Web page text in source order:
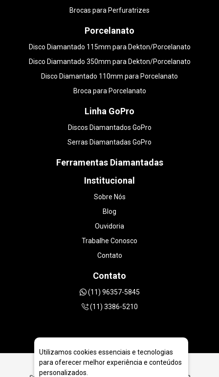
Brocas para Perfuratrizes
Porcelanato
Disco Diamantado 115mm para Dekton/Porcelanato
Disco Diamantado 350mm para Dekton/Porcelanato
Disco Diamantado 110mm para Porcelanato
Broca para Porcelanato
Linha GoPro
Discos Diamantados GoPro
Serras Diamantadas GoPro
Ferramentas Diamantadas
Institucional
Sobre Nós
Blog
Ouvidoria
Trabalhe Conosco
Contato
Contato
(11) 96357-5845
(11) 3386-5210
Utilizamos cookies essenciais e tecnologias
para oferecer melhor experiência e conteúdos
personalizados.